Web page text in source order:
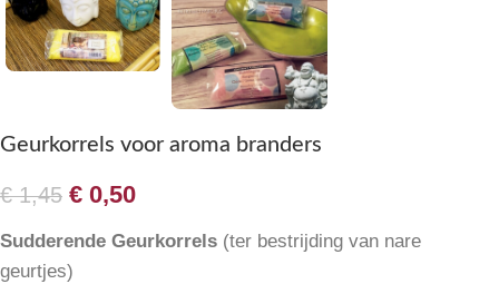
Geurkorrels voor aroma branders
€1,45 € 0,50
Sudderende Geurkorrels (ter bestrijding van nare
geurtjes)